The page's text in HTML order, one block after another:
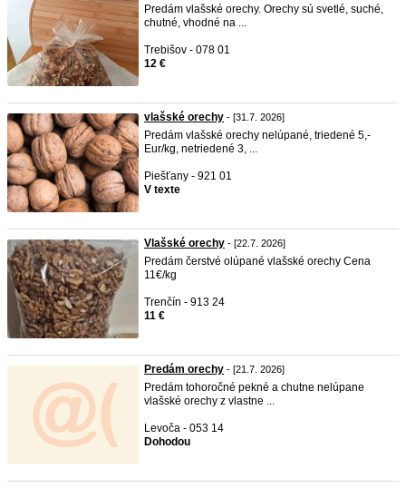
Predám vlašské orechy. Orechy sú svetlé, suché,
chutné, vhodné na ...
Trebišov - 078 01
12 €
vlašské orechy - [31.7. 2026]
Predám vlašské orechy nelúpané, triedené 5,-
Eur/kg, netriedené 3, ...
Piešťany - 921 01
V texte
Vlašské orechy - [22.7. 2026]
Predám čerstvé olúpané vlašské orechy Cena
11€/kg
Trenčín - 913 24
11 €
Predám orechy - [21.7. 2026]
Predám tohoročné pekné a chutne nelúpane
vlašské orechy z vlastne ...
Levoča - 053 14
Dohodou